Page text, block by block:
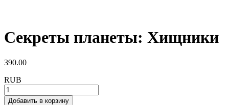
Секреты планеты: Хищники
390.00
RUB
Добавить в корзину